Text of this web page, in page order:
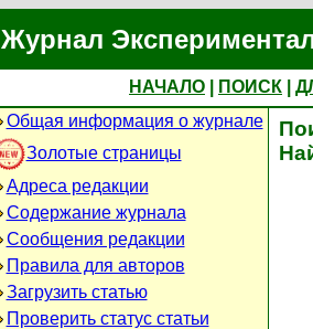
Журнал
НАЧАЛО ПОИСК
Общая информация о журнале
Золотые страницы
Адреса редакции
Содержание журнала
Сообщения редакции
Правила для авторов
Загрузить статью
Проверить статус статьи